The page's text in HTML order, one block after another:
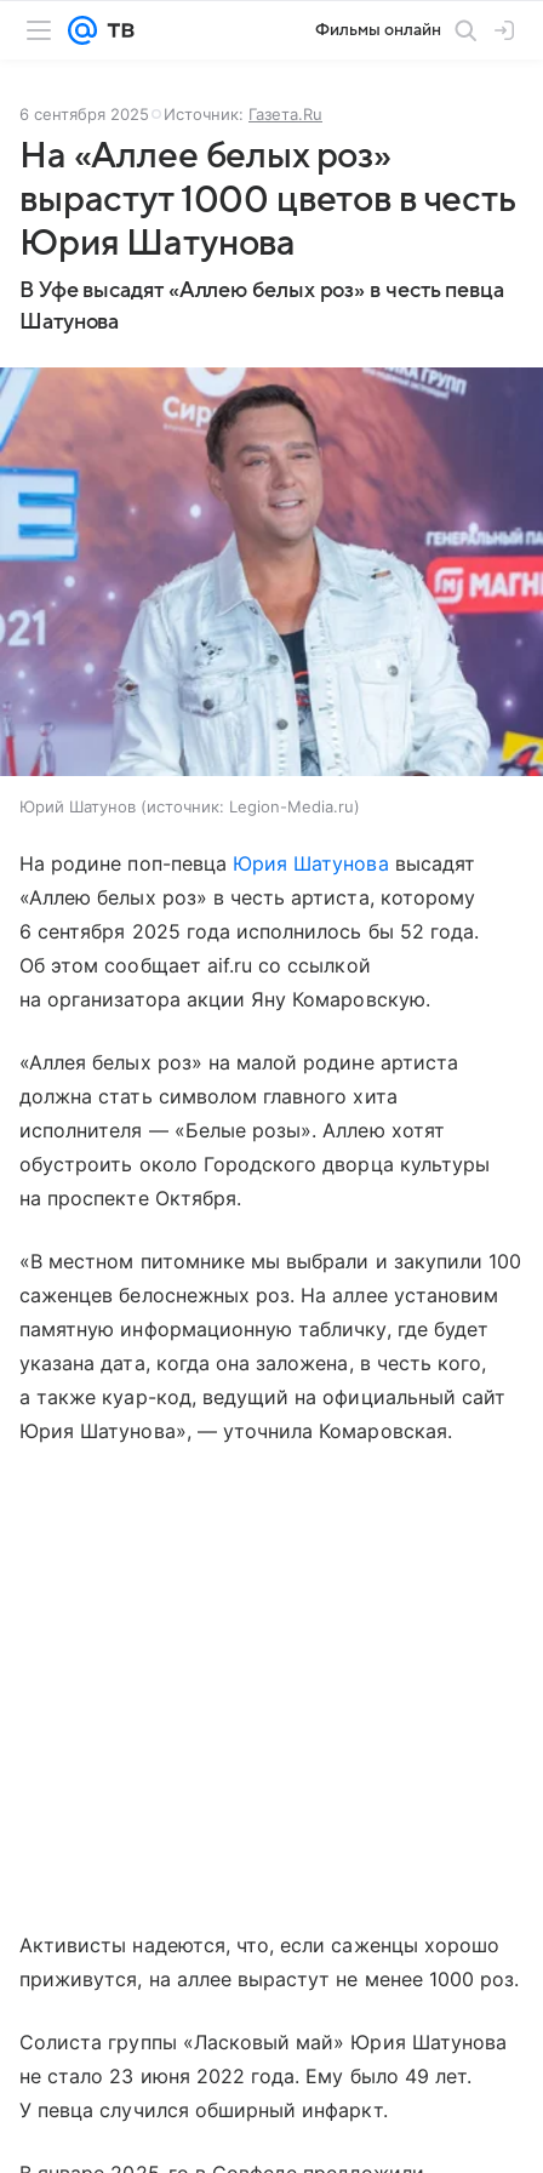
Фильмы онлайн
6 сентября 2025 Источник: Газета.Ru
На «Аллее белых роз»
вырастут 1000 цветов в честь
Юрия Шатунова
В Уфе высадят «Аллею белых роз» в честь певца
Шатунова
Юрий Шатунов источник: Legion-Media.ru
На родине поп-певца Юрия Шатунова высадят
«Аллею белых роз» в честь артиста, которому
6 сентября 2025 года исполнилось бы 52 года.
Об этом сообщает aif.ru со ссылкой
на организатора акции Яну Комаровскую.
«Аллея белых роз» на малой родине артиста
должна стать символом главного хита
исполнителя — «Белые розы». Аллею хотят
обустроить около Городского дворца культуры
на проспекте Октября.
«В местном питомнике мы выбрали и закупили 100
саженцев белоснежных роз. На аллее установим
памятную информационную табличку, где будет
указана дата, когда она заложена, в честь кого,
а также куар-код, ведущий на официальный сайт
Юрия Шатунова», — уточнила Комаровская.
Активисты надеются, что, если саженцы хорошо
приживутся, на аллее вырастут не менее 1000 роз.
Солиста группы «Ласковый май» Юрия Шатунова
не стало 23 июня 2022 года. Ему было 49 лет.
У певца случился обширный инфаркт.